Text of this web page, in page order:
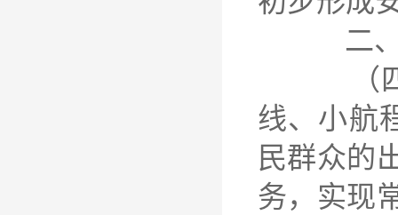
二、培
（四）
线、小航
民群众的
务，实现